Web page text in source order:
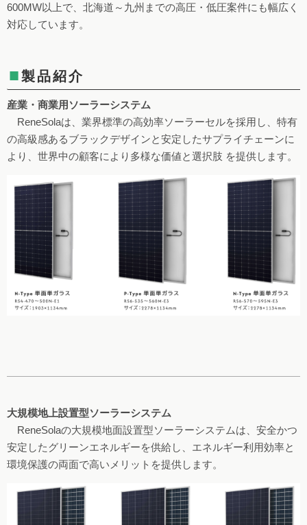
600MW以上で、北海道～九州までの高圧・低圧案件にも幅広く
対応しています。
■製品紹介
産業・商業用ソーラーシステム
ReneSolaは、業界標準の高効率ソーラーセルを採用し、特有
の高級感あるブラックデザインと安定したサプライチェーンに
より、世界中の顧客により多様な価値と選択肢 を提供します。
大規模地上設置型ソーラーシステム
ReneSolaの大規模地面設置型ソーラーシステムは、安全かつ
安定したグリーンエネルギーを供給し、エネルギー利用効率と
環境保護の両面で高いメリットを提供します。